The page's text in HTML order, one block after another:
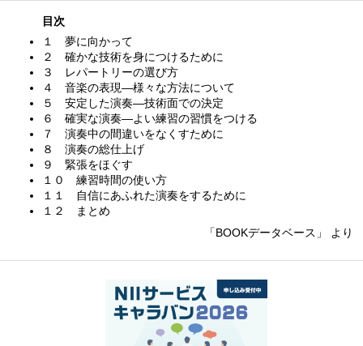
目次
１ 夢に向かって
２ 確かな技術を身につけるために
３ レパートリーの選び方
４ 音楽の表現—様々な方法について
５ 安定した演奏—技術面での決定
６ 確実な演奏—よい練習の習慣をつける
７ 演奏中の間違いをなくすために
８ 演奏の総仕上げ
９ 緊張をほぐす
１０ 練習時間の使い方
１１ 自信にあふれた演奏をするために
１２ まとめ
「BOOKデータベース」 より